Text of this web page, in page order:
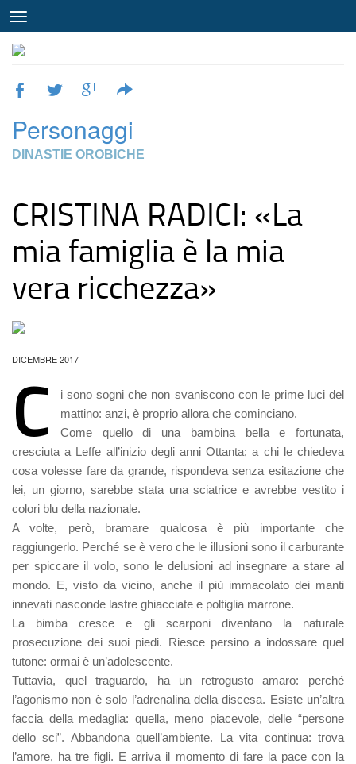
Personaggi
DINASTIE OROBICHE
CRISTINA RADICI: «La
mia famiglia è la mia
vera ricchezza»
DICEMBRE 2017
C
i sono sogni che non svaniscono con le prime luci del
mattino: anzi, è proprio allora che cominciano.
Come quello di una bambina bella e fortunata,
cresciuta a Leffe all’inizio degli anni Ottanta; a chi le chiedeva
cosa volesse fare da grande, rispondeva senza esitazione che
lei, un giorno, sarebbe stata una sciatrice e avrebbe vestito i
colori blu della nazionale.
A volte, però, bramare qualcosa è più importante che
raggiungerlo. Perché se è vero che le illusioni sono il carburante
per spiccare il volo, sono le delusioni ad insegnare a stare al
mondo. E, visto da vicino, anche il più immacolato dei manti
innevati nasconde lastre ghiacciate e poltiglia marrone.
La bimba cresce e gli scarponi diventano la naturale
prosecuzione dei suoi piedi. Riesce persino a indossare quel
tutone: ormai è un’adolescente.
Tuttavia, quel traguardo, ha un retrogusto amaro: perché
l’agonismo non è solo l’adrenalina della discesa. Esiste un’altra
faccia della medaglia: quella, meno piacevole, delle “persone
dello sci”. Abbandona quell’ambiente. La vita continua: trova
l’amore, ha tre figli. E arriva il momento di fare la pace con la